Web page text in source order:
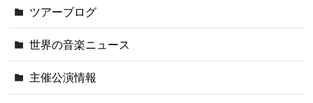
ツアーブログ
世界の音楽ニュース
主催公演情報